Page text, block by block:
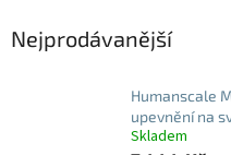
Nejprodávanější
Humanscale
upevnění na
Skladem